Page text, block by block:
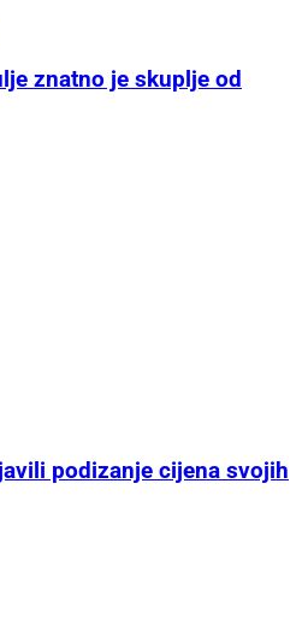
znatno je skuplje od
podizanje cijena svojih